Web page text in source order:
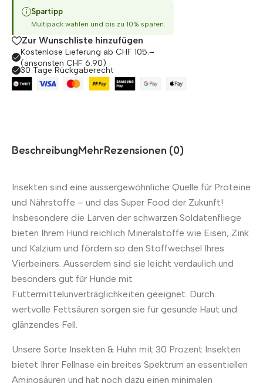
Spartipp
Multipack wählen und bis zu 10% sparen.
Zur Wunschliste hinzufügen
Kostenlose Lieferung ab CHF 105.–
(ansonsten CHF 6.90)
30 Tage Rückgaberecht
BeschreibungMehrRezensionen (0)
Insekten sind eine aussergewöhnliche Quelle für Proteine
und Nährstoffe – und das Super Food der Zukunft!
Insbesondere die Larven der schwarzen Soldatenfliege
bieten Ihrem Hund reichlich Mineralstoffe wie Eisen, Zink
und Kalzium und fördern so den Stoffwechsel Ihres
Vierbeiners. Ausserdem sind sie leicht verdaulich und
besonders gut für Hunde mit
Futtermittelunverträglichkeiten geeignet. Durch
wertvolle Fettsäuren sorgen sie für gesunde Haut und
glänzendes Fell.
Unsere Sorte Insekten & Huhn mit 30 Prozent Insekten
bietet Ihrer Fellnase ein breites Spektrum an essentiellen
Aminosäuren und hat noch dazu einen minimalen